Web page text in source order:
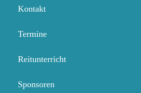
Kontakt
Termine
Reitunterricht
Sponsoren